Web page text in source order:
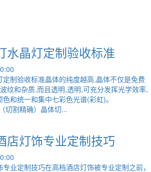
水晶灯定制验收标准
制验收标准晶体的纯度越高,晶体不仅是免费
纹和杂质,而且透明,透明,可充分发挥光学效率,
和统一和集中七彩色光谱(彩虹)。
切割精确）晶体切...
店灯饰专业定制技巧
业定制技巧在高档酒店灯饰被专业定制之前，